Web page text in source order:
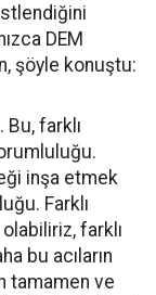
DEM
şöyle konuştu:
farklı
inşa etmek
Farklı
farklı
bu acıların
tamamen ve